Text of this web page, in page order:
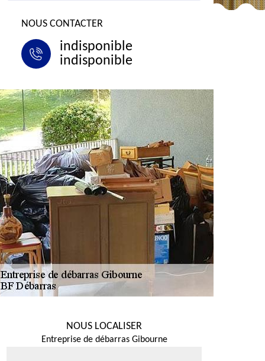
NOUS CONTACTER
indisponible
indisponible
NOUS LOCALISER
Entreprise de débarras Gibourne